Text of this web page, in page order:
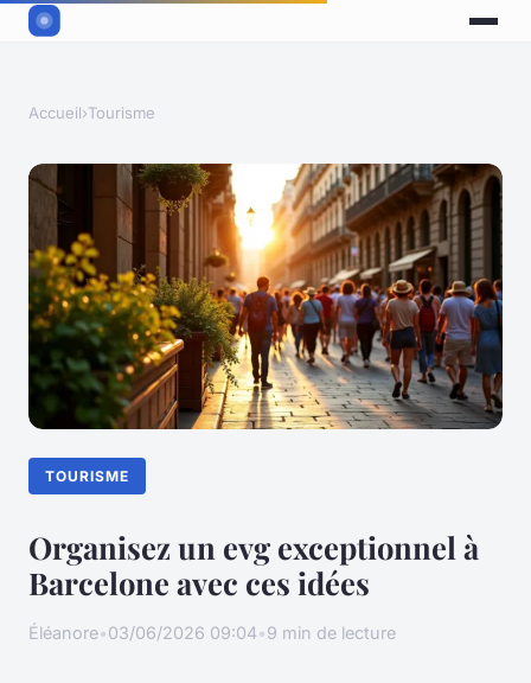
Accueil›Tourisme
TOURISME
Organisez un evg exceptionnel à
Barcelone avec ces idées
Éléanore•03/06/2026 09:04•9 min de lecture